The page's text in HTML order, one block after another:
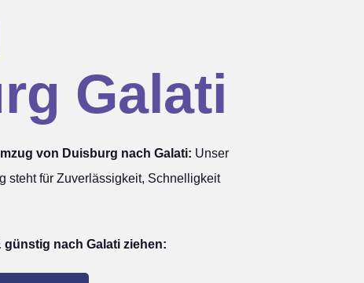
Galati
von Duisburg nach Galati: Unser
steht für Zuverlässigkeit, Schnelligkeit
nach Galati ziehen: